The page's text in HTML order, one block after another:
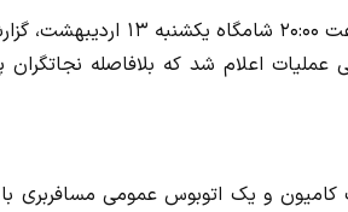
همشهری آنلاین نوشت: مدیرعامل جمعیت هلال‌احمر
و هماهنگی عملیات اعلام شد که بلافاصله
و یک اتوبوس عمومی مسافربری با